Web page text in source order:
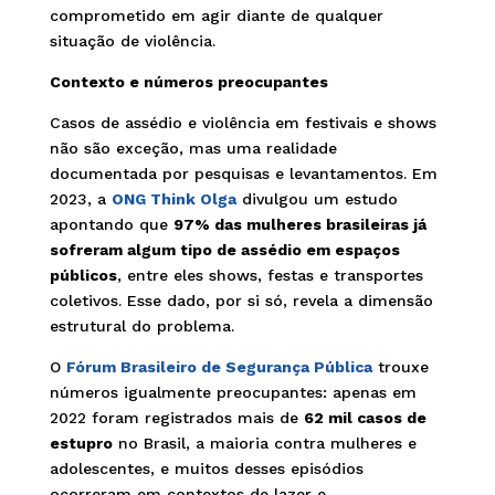
comprometido em agir diante de qualquer
situação de violência.
Contexto e números preocupantes
Casos de assédio e violência em festivais e shows
não são exceção, mas uma realidade
documentada por pesquisas e levantamentos. Em
2023, a ONG Think Olgadivulgou um estudo
apontando que 97% das mulheres brasileiras já
sofreram algum tipo de assédio em espaços
públicos, entre eles shows, festas e transportes
coletivos. Esse dado, por si só, revela a dimensão
estrutural do problema.
O Fórum Brasileiro de Segurança Públicatrouxe
números igualmente preocupantes: apenas em
2022 foram registrados mais de 62 mil casos de
estuprono Brasil, a maioria contra mulheres e
adolescentes, e muitos desses episódios